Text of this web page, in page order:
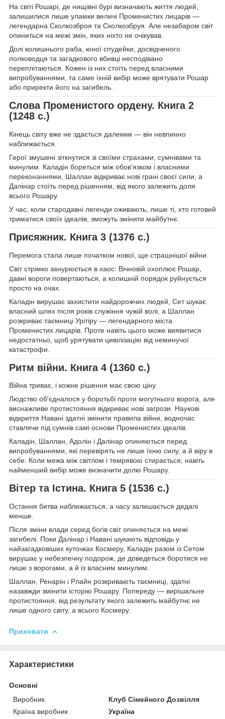
На світі Рошарі, де нищівні бурі визначають життя людей,
залишилися лише уламки величі Променистих лицарів —
легендарна Сколкозброя та Сколкозбруя. Але незабаром світ
опиниться на межі змін, яких ніхто не очікував.
Долі колишнього раба, юної спудейки, досвідченого
полководця та загадкового вбивці несподівано
переплітаються. Кожен із них стоїть перед власними
випробуваннями, та саме їхній вибір може врятувати Рошар
або приректи його на загибель.
Слова Променистого ордену. Книга 2
(1248 с.)
Кінець світу вже не здається далеким — він невпинно
наближається.
Герої змушені зіткнутися зі своїми страхами, сумнівами та
минулим. Каладін бореться між обов'язком і власними
переконаннями, Шаллан відкриває нові грані своєї сили, а
Далінар стоїть перед рішенням, від якого залежить доля
всього Рошару.
У час, коли стародавні легенди оживають, лише ті, хто готовий
триматися своїх ідеалів, зможуть змінити майбутнє.
Присяжник. Книга 3 (1376 с.)
Перемога стала лише початком нової, ще страшнішої війни.
Світ стрімко занурюється в хаос: Вічновій охоплює Рошар,
давні вороги повертаються, а колишній порядок руйнується
просто на очах.
Каладін вирушає захистити найдорожчих людей, Сет шукає
власний шлях після років служіння чужій волі, а Шаллан
розкриває таємниці Урітіру — легендарного міста
Променистих лицарів. Проте навіть цього може виявитися
недостатньо, щоб урятувати цивілізацію від неминучої
катастрофи.
Ритм війни. Книга 4 (1360 с.)
Війна триває, і кожне рішення має свою ціну.
Людство об'єдналося у боротьбі проти могутнього ворога, але
виснажливе протистояння відкриває нові загрози. Наукові
відкриття Навані здатні змінити правила війни, водночас
ставлячи під сумнів самі основи Променистих ідеалів.
Каладін, Шаллан, Адолін і Далінар опиняються перед
випробуваннями, які перевірять не лише їхню силу, а й віру в
себе. Коли межа між світлом і темрявою стирається, навіть
найменший вибір може визначити долю Рошару.
Вітер та Істина. Книга 5 (1536 с.)
Остання битва наближається, а часу залишається дедалі
менше.
Після зміни влади серед богів світ опиняється на межі
загибелі. Поки Далінар і Навані шукають відповідь у
найзагадковіших куточках Космеру, Каладін разом із Сетом
вирушає у небезпечну подорож, де доведеться боротися не
лише з ворогами, а й із власним минулим.
Шаллан, Ренарін і Рлайн розкривають таємниці, здатні
назавжди змінити історію Рошару. Попереду — вирішальне
протистояння, від результату якого залежить майбутнє не
лише одного світу, а всього Космеру.
Приховати
Характеристики
Основні
Виробник
Клуб Сімейного Дозвілля
Країна виробник
Україна